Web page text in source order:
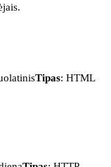
Tipas: HTML